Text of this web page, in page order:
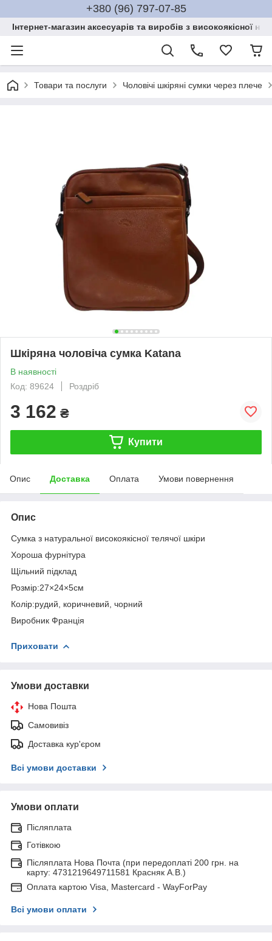
+380 (96) 797-07-85
Інтернет-магазин аксесуарів та виробів з високоякісної
Товари та послуги Чоловічі шкіряні сумки через плече
Шкіряна чоловіча сумка Katana
В наявності
Код: 89624
Роздріб
3 162 ₴
Купити
Опис Доставка Оплата Умови повернення
Опис
Сумка з натуральної високоякісної телячої шкіри
Хороша фурнітура
Щільний підклад
Розмір:27×24×5см
Колір:рудий, коричневий, чорний
Виробник Франція
Приховати
Умови доставки
Нова Пошта
Самовивіз
Доставка кур'єром
Всі умови доставки
Умови оплати
Післяплата
Готівкою
Післяплата Нова Почта (при передоплаті 200 грн. на
карту: 4731219649711581 Красняк А.В.)
Оплата картою Visa, Mastercard - WayForPay
Всі умови оплати